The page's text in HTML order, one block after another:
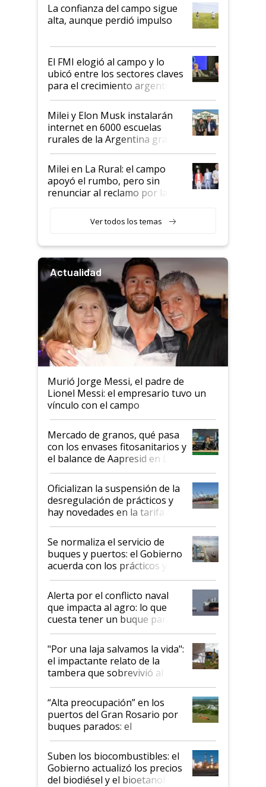
Juan Félix Rossetti, el libertario
que de una dura crisis salió
de Milei
La confianza del campo sigue
alta, aunque perdió impulso
El FMI elogió al campo y lo
ubicó entre los sectores claves
para el crecimiento argentino
Milei y Elon Musk instalarán
internet en 6000 escuelas
rurales de la Argentina gracias
a un acuerdo con Starlink
Milei en La Rural: el campo
apoyó el rumbo, pero sin
renunciar al reclamo por las
Ver todos los temas
Actualidad
Murió Jorge Messi, el padre de
Lionel Messi: el empresario tuvo un
vínculo con el campo
Mercado de granos, qué pasa
con los envases fitosanitarios y
el balance de Aapresid en La
Posta
Oficializan la suspensión de la
desregulación de prácticos y
hay novedades en la tarifa de
la hidrovía
Se normaliza el servicio de
buques y puertos: el Gobierno
acuerda con los prácticos y
suspende el decreto de
desregulación
Alerta por el conflicto naval
que impacta al agro: lo que
cuesta tener un buque parado
y el peligro de que Argentina
pase a ser "país sucio"
"Por una laja salvamos la vida":
el impactante relato de la
tambera que sobrevivió al
tornado
“Alta preocupación” en los
puertos del Gran Rosario por
buques parados: el
funcionamiento de las
exportadoras en tensión tras
la medida de fuerza de los
prácticos
Suben los biocombustibles: el
Gobierno actualizó los precios
del biodiésel y el bioetanol